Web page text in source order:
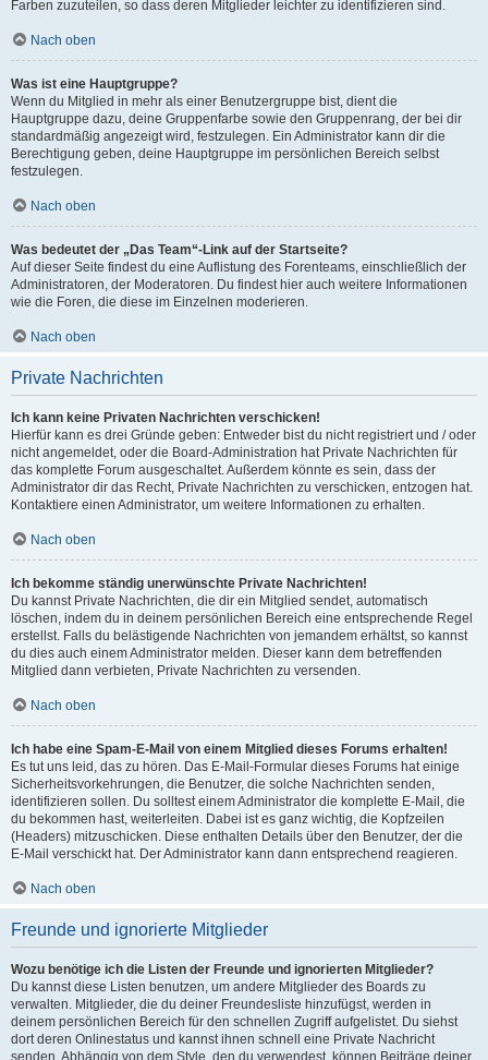
Farben zuzuteilen, so dass deren Mitglieder leichter zu identifizieren sind.
Nach oben
Was ist eine Hauptgruppe?
Wenn du Mitglied in mehr als einer Benutzergruppe bist, dient die
Hauptgruppe dazu, deine Gruppenfarbe sowie den Gruppenrang, der bei dir
standardmäßig angezeigt wird, festzulegen. Ein Administrator kann dir die
Berechtigung geben, deine Hauptgruppe im persönlichen Bereich selbst
festzulegen.
Nach oben
Was bedeutet der „Das Team“-Link auf der Startseite?
Auf dieser Seite findest du eine Auflistung des Forenteams, einschließlich der
Administratoren, der Moderatoren. Du findest hier auch weitere Informationen
wie die Foren, die diese im Einzelnen moderieren.
Nach oben
Private Nachrichten
Ich kann keine Privaten Nachrichten verschicken!
Hierfür kann es drei Gründe geben: Entweder bist du nicht registriert und / oder
nicht angemeldet, oder die Board-Administration hat Private Nachrichten für
das komplette Forum ausgeschaltet. Außerdem könnte es sein, dass der
Administrator dir das Recht, Private Nachrichten zu verschicken, entzogen hat.
Kontaktiere einen Administrator, um weitere Informationen zu erhalten.
Nach oben
Ich bekomme ständig unerwünschte Private Nachrichten!
Du kannst Private Nachrichten, die dir ein Mitglied sendet, automatisch
löschen, indem du in deinem persönlichen Bereich eine entsprechende Regel
erstellst. Falls du belästigende Nachrichten von jemandem erhältst, so kannst
du dies auch einem Administrator melden. Dieser kann dem betreffenden
Mitglied dann verbieten, Private Nachrichten zu versenden.
Nach oben
Ich habe eine Spam-E-Mail von einem Mitglied dieses Forums erhalten!
Es tut uns leid, das zu hören. Das E-Mail-Formular dieses Forums hat einige
Sicherheitsvorkehrungen, die Benutzer, die solche Nachrichten senden,
identifizieren sollen. Du solltest einem Administrator die komplette E-Mail, die
du bekommen hast, weiterleiten. Dabei ist es ganz wichtig, die Kopfzeilen
(Headers) mitzuschicken. Diese enthalten Details über den Benutzer, der die
E-Mail verschickt hat. Der Administrator kann dann entsprechend reagieren.
Nach oben
Freunde und ignorierte Mitglieder
Wozu benötige ich die Listen der Freunde und ignorierten Mitglieder?
Du kannst diese Listen benutzen, um andere Mitglieder des Boards zu
verwalten. Mitglieder, die du deiner Freundesliste hinzufügst, werden in
deinem persönlichen Bereich für den schnellen Zugriff aufgelistet. Du siehst
dort deren Onlinestatus und kannst ihnen schnell eine Private Nachricht
senden. Abhängig von dem Style, den du verwendest, können Beiträge deiner